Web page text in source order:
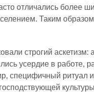
отличались более
Таким
строгий
усердие в работе,
специфичный ритуал